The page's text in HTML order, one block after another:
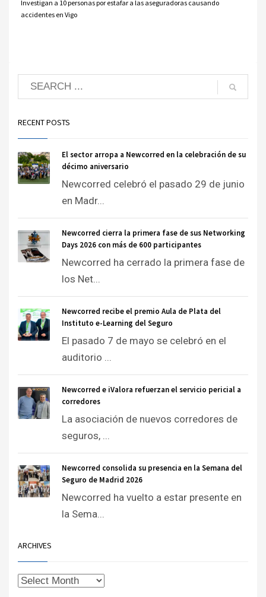
Investigan a 10 personas por estafar a las aseguradoras causando
accidentes en Vigo
RECENT POSTS
El sector arropa a Newcorred en la celebración de su
décimo aniversario
Newcorred celebró el pasado 29 de junio
en Madr...
Newcorred cierra la primera fase de sus Networking
Days 2026 con más de 600 participantes
Newcorred ha cerrado la primera fase de
los Net...
Newcorred recibe el premio Aula de Plata del
Instituto e-Learning del Seguro
El pasado 7 de mayo se celebró en el
auditorio ...
Newcorred e iValora refuerzan el servicio pericial a
corredores
La asociación de nuevos corredores de
seguros, ...
Newcorred consolida su presencia en la Semana del
Seguro de Madrid 2026
Newcorred ha vuelto a estar presente en
la Sema...
ARCHIVES